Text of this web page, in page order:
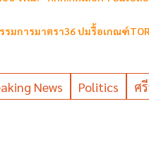
มการมาตรา36 ปมรื้อเกณฑ์
News Politics ศ